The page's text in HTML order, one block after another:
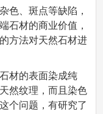
色、斑点等缺陷，
石材的商业价值，
方法对天然石材进
材的表面染成纯
然纹理，而且染色
个问题，有研究了